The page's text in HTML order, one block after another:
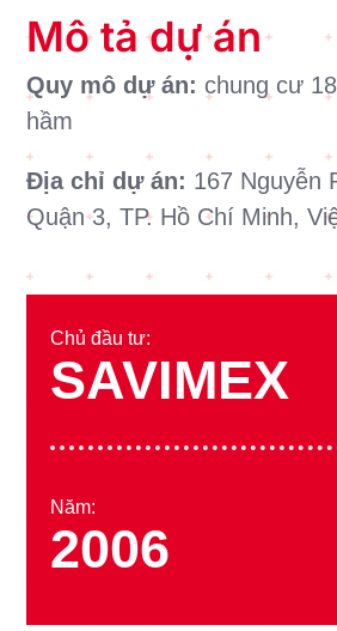
Mô tả dự án
Quy mô dự án: chung cư
hầm
Địa chỉ dự án: 167 Nguyễn
Quận 3, TP. Hồ Chí Minh,
Chủ đầu tư:
SAVIMEX
Năm:
2006